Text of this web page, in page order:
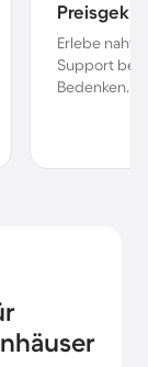
Erlebe
Support bei
Bedenken.